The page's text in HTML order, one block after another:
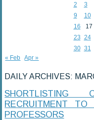
2
3
9
10
16
17
23 24
30 31
« Feb
Apr »
DAILY ARCHIVES:
RECRUITMENT
PROFESSORS